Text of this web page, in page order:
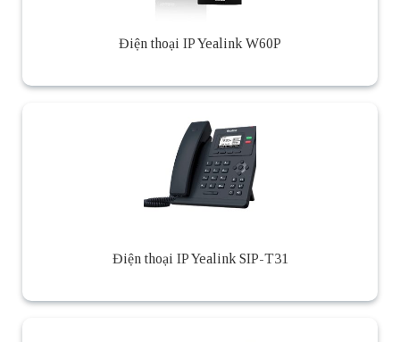
Điện thoại IP Yealink W60P
Điện thoại IP Yealink SIP-T31